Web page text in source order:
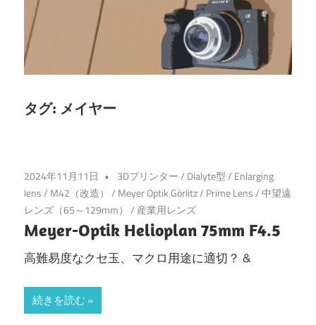
タグ: メイヤー
2024年11月11日 3Dプリンター/ Dialyte型/ Enlarging
lens/ M42（改造） / Meyer Optik Görlitz/ Prime Lens/中望遠
レンズ（65～129mm） / 産業用レンズ
Meyer-Optik Helioplan 75mm F4.5
高難易度なクセ玉、マクロ用途に適切？ &
続きを読む